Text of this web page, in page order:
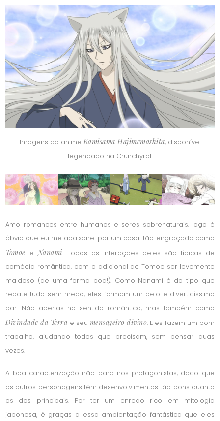
Imagens do anime Kamisama Hajimemashita, disponível
legendado na Crunchyroll
Amo romances entre humanos e seres sobrenaturais, logo é
óbvio que eu me apaixonei por um casal tão engraçado como
Tomoe eNanami. Todas as interações deles são típicas de
comédia romântica, com o adicional do Tomoe ser levemente
maldoso (de uma forma boa!). Como Nanami é do tipo que
rebate tudo sem medo, eles formam um belo e divertidíssimo
par. Não apenas no sentido romântico, mas também como
Divindade da Terra e seu mensageiro divino. Eles fazem um bom
trabalho, ajudando todos que precisam, sem pensar duas
vezes.
A boa caracterização não para nos protagonistas, dado que
os outros personagens têm desenvolvimentos tão bons quanto
os dos principais. Por ter um enredo rico em mitologia
japonesa, é graças a essa ambientação fantástica que eles